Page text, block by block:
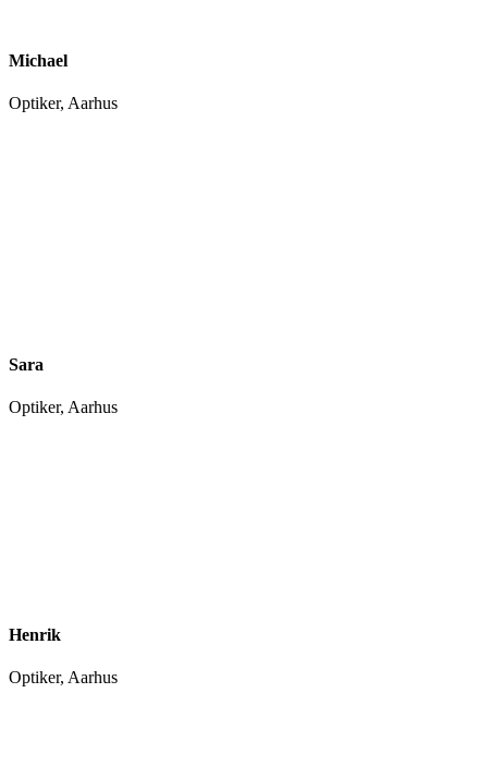
Michael
Optiker, Aarhus
Sara
Optiker, Aarhus
Henrik
Optiker, Aarhus